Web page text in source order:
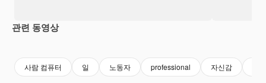
관련 동영상
사람 컴퓨터 일 노동자 professional 자신감